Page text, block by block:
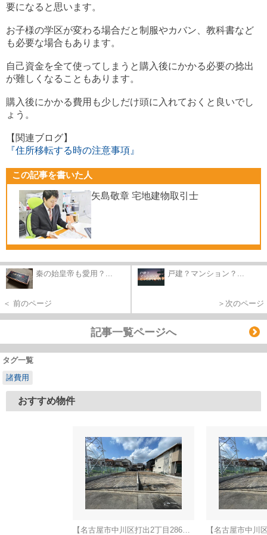
要になると思います。
お子様の学区が変わる場合だと制服やカバン、教科書など
も必要な場合もあります。
自己資金を全て使ってしまうと購入後にかかる必要の捻出
が難しくなることもあります。
購入後にかかる費用も少しだけ頭に入れておくと良いでし
ょう。
【関連ブログ】
『住所移転する時の注意事項』
この記事を書いた人
矢島敬章 宅地建物取引士
秦の始皇帝も愛用？...
＜ 前のページ
戸建？マンション？...
＞次のページ
記事一覧ページへ
タグ一覧
諸費用
おすすめ物件